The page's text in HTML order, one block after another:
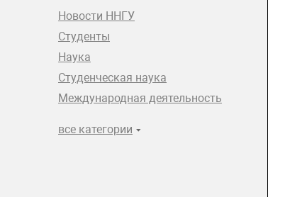
Новости ННГУ
Студенты
Наука
Студенческая наука
Международная деятельность
все категории